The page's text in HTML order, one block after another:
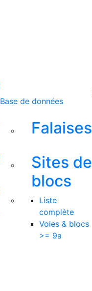
Base de données
Falaises
Sites de
blocs
Liste
complète
Voies & blocs
>= 9a